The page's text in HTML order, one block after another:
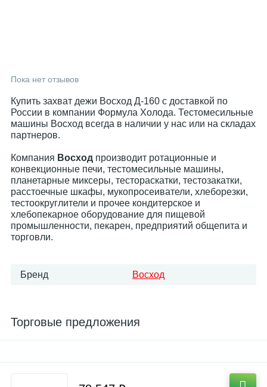
Пока нет отзывов
Купить захват дежи Восход Д-160 с доставкой по
России в компании Формула Холода. Тестомесильные
машины Восход всегда в наличии у нас или на складах
партнеров.
Компания Восход производит ротационные и
конвекционные печи, тестомесильные машины,
планетарные миксеры, тестораскатки, тестозакатки,
расстоечные шкафы, мукопросеиватели, хлеборезки,
тестоокруглители и прочее кондитерское и
хлебопекарное оборудование для пищевой
промышленности, пекарен, предприятий общепита и
торговли.
Бренд Восход
Торговые предложения